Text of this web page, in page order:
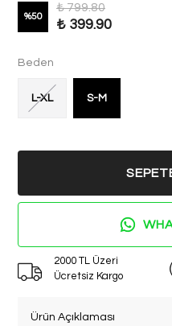
%50
₺ 799.80
₺ 399.90
Beden
L-XL S-M
2000 TL Üzeri
Ücretsiz Kargo
Ürün Açıklaması